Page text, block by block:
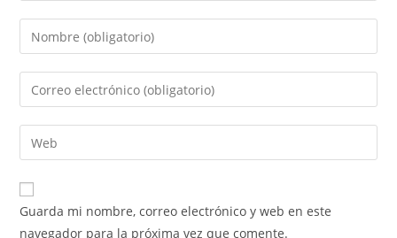
Guarda mi nombre, correo electrónico y web en este
navegador para la próxima vez que comente.